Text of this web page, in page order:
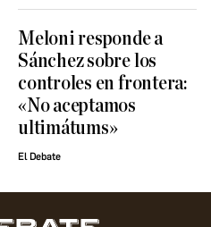
Meloni responde a
Sánchez sobre los
controles en frontera:
«No aceptamos
ultimátums»
El Debate